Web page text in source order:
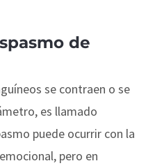
de
se contraen o se
es llamado
puede ocurrir con la
pero en